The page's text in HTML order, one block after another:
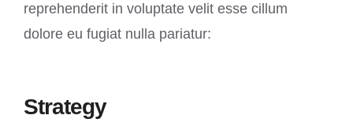
reprehenderit in voluptate velit esse cillum
dolore eu fugiat nulla pariatur:
Strategy